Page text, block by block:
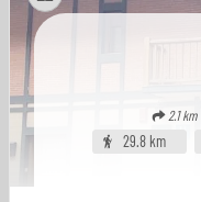
2.1 km
29.8 km